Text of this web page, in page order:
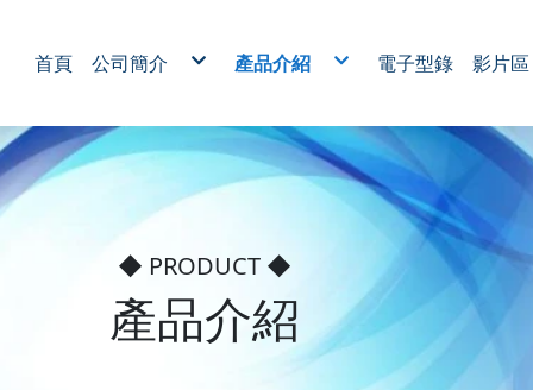
首頁 公司簡介 產品介紹
家電馬達系列
醫療用馬達系列
電動工具馬達系列
電動捲門升降馬達系列
機械馬達系列
噴粉絕緣加工
馬達鐵管烤漆代工
電子型錄 影片區
◆ PRODUCT ◆
產品介紹